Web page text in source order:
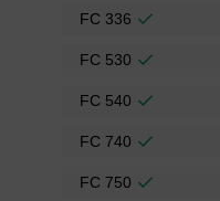
FC 336
FC 530
FC 540
FC 740
FC 750